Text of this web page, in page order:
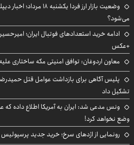
وضعیت بازار ارز فردا
می‌شود؟
ادامه خرید استعدادهای فوتبال ایران؛
+عکس
معاون اردوغان: توافق امنیتی مکه ساختاری
پلیس آگاهی برای بازداشت عوامل قتل
تشکیل داد
ونس مدعی شد: ایران به آمریکا اطلاع داده که
وضع نخواهد کرد!
رونمایی از اژدهای سرخ؛ خرید جدید